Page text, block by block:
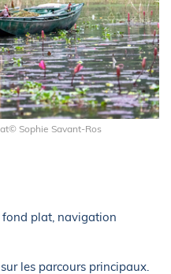
Sophie Savant-Ros
fond plat, navigation
les parcours principaux.